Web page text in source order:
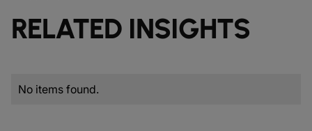
RELATED INSIGHTS
No items found.